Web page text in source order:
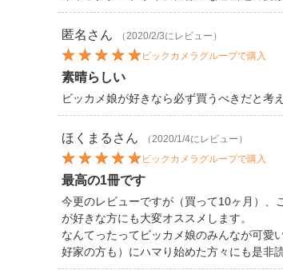
匿名 さん
（2020/2/3にレビュー）
ビックカメラグループで購入
素晴らしい
ビッカメ娘が好きなら必ず買うべきだと考え
ほくまる さん
（2020/1/4にレビュー）
ビックカメラグループで購入
最高の1冊です
今更のレビューですが（買って10ヶ月）、
が好きな方にも大変オススメします。
なんてったってビッカメ娘のみんなが可愛
好家の方も）にハマり始めた方々にも是非